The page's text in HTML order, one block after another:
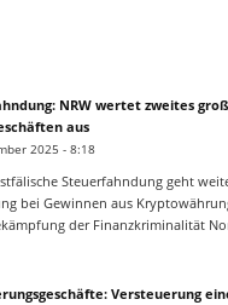
NRW wertet zweites
aus
2025 - 8:18
Steuerfahndung geht
bei Gewinnen aus
der Finanzkriminalität
Versteuerung